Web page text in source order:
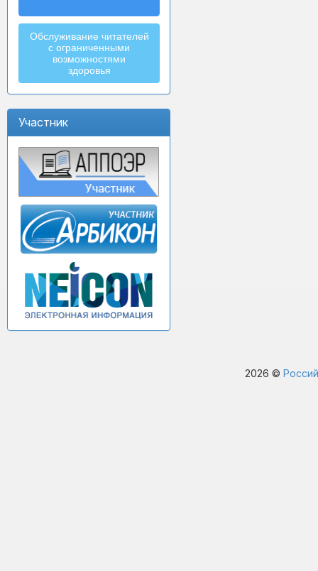
Обслуживание читателей
с ограниченными
возможностями
здоровья
Участник
2026 ©